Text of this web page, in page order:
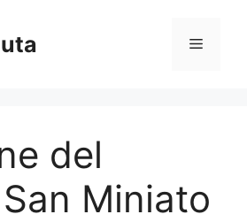
Menu
del
Miniato